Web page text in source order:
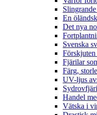
En
Det nya
Svenska
Fjärilar
Färg,
UV-ljus
Handel
Vätska i